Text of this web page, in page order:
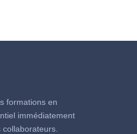
formations en
immédiatement